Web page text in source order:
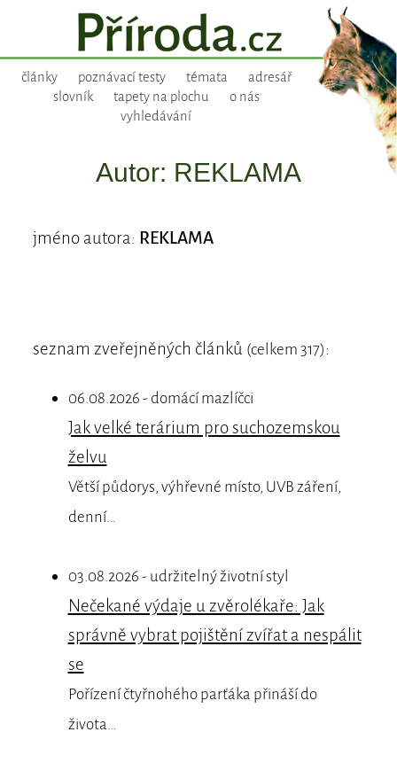
články poznávací testy témata
adresář
slovník
tapety na plochu
o nás
vyhledávání
Autor: REKLAMA
jméno autora: REKLAMA
seznam zveřejněných článků (celkem 317):
06.08.2026 - domácí mazlíčci
Jak velké terárium pro suchozemskou
želvu
Větší půdorys, výhřevné místo, UVB záření,
denní…
03.08.2026 - udržitelný životní styl
Nečekané výdaje u zvěrolékaře: Jak
správně vybrat pojištění zvířat a nespálit
se
Pořízení čtyřnohého parťáka přináší do
života…